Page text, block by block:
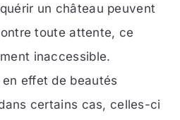
un château peuvent
toute attente, ce
inaccessible.
en effet de beautés
certains cas, celles-ci